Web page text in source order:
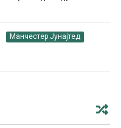
Манчестер Јунајтед